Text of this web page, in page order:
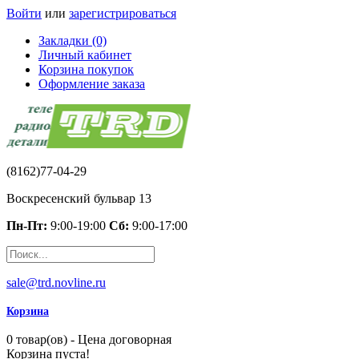
Войти или зарегистрироваться
Закладки (0)
Личный кабинет
Корзина покупок
Оформление заказа
(8162)77-04-29
Воскресенский бульвар 13
Пн-Пт: 9:00-19:00 Сб: 9:00-17:00
sale@trd.novline.ru
Корзина
0 товар(ов) - Цена договорная
Корзина пуста!